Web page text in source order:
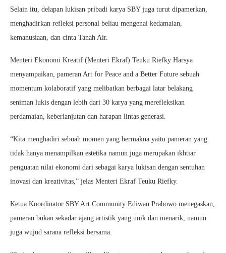
Selain itu, delapan lukisan pribadi karya SBY juga turut dipamerkan,
menghadirkan refleksi personal beliau mengenai kedamaian,
kemanusiaan, dan cinta Tanah Air.
Menteri Ekonomi Kreatif (Menteri Ekraf) Teuku Riefky Harsya
menyampaikan, pameran Art for Peace and a Better Future sebuah
momentum kolaboratif yang melibatkan berbagai latar belakang
seniman lukis dengan lebih dari 30 karya yang merefleksikan
perdamaian, keberlanjutan dan harapan lintas generasi.
“Kita menghadiri sebuah momen yang bermakna yaitu pameran yang
tidak hanya menampilkan estetika namun juga merupakan ikhtiar
penguatan nilai ekonomi dari sebagai karya lukisan dengan sentuhan
inovasi dan kreativitas,” jelas Menteri Ekraf Teuku Riefky.
Ketua Koordinator SBY Art Community Ediwan Prabowo menegaskan,
pameran bukan sekadar ajang artistik yang unik dan menarik, namun
juga wujud sarana refleksi bersama.